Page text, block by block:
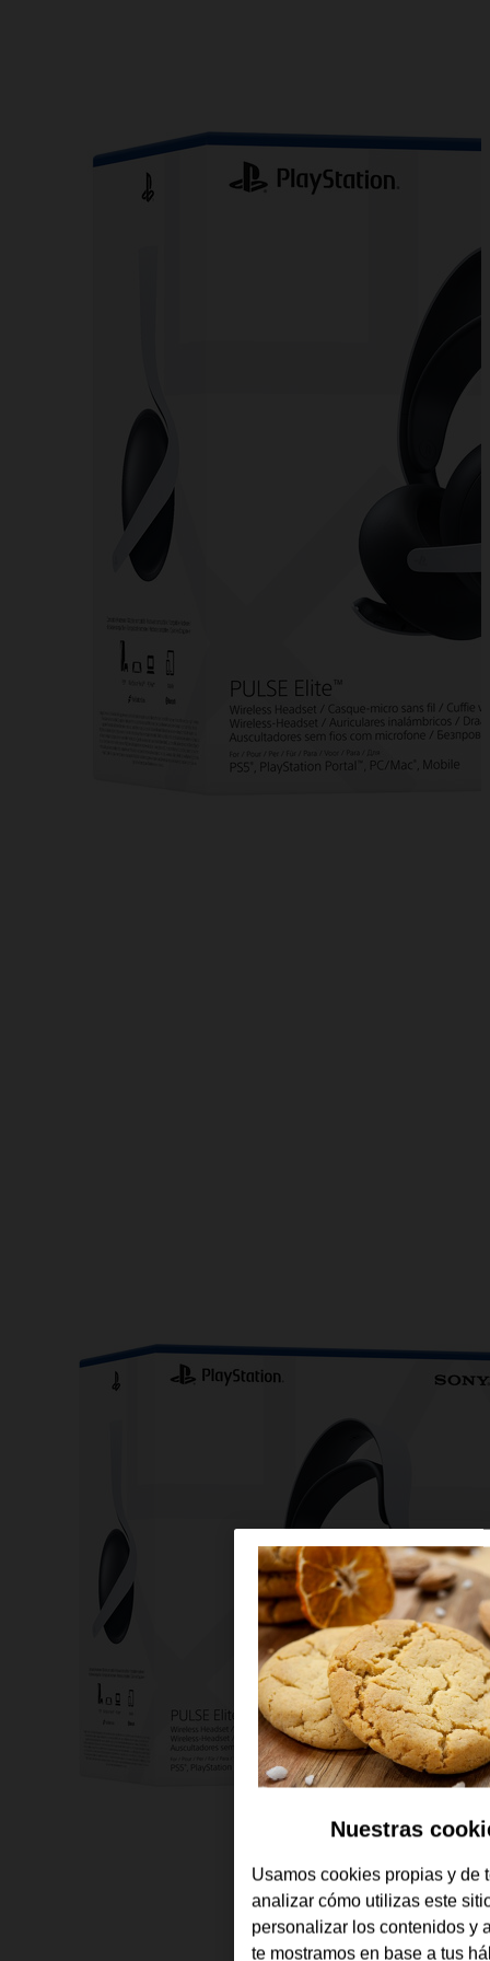
Nuestras
Usamos cookies propias y de
analizar cómo utilizas este
personalizar los contenidos y
te mostramos en base a tus